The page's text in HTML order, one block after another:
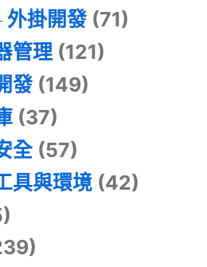
外掛開發(71)
管理(121)
發(149)
(37)
全(57)
具與環境(42)